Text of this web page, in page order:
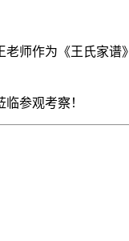
师作为《王氏家
参观考察！